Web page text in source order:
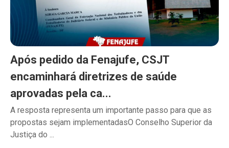
Após pedido da Fenajufe, CSJT
encaminhará diretrizes de saúde
aprovadas pela ca...
A resposta representa um importante passo para que as
propostas sejam implementadasO Conselho Superior da
Justiça do ...